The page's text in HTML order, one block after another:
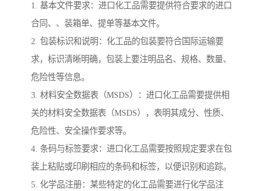
1. 基本文件要求：进口化工品需要提供符合要求的进口
合同、、装箱单、提单等基本文件。
2. 包装标识和说明：化工品的包装要符合国际运输要
求，标识清晰明确，包装上要注明品名、规格、数量、
危险性等信息。
3. 材料安全数据表（MSDS）：进口化工品需要提供相
关的材料安全数据表（MSDS），表明其成分、性质、
危险性、安全操作要求等。
4. 条码与标签要求：进口化工品需要按照规定要求在包
装上粘贴或印刷相应的条码和标签，以便识别和追踪。
5. 化学品注册：某些特定的化工品需要进行化学品注